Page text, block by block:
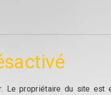
Le propriétaire du site est